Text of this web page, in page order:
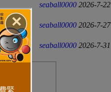
✕
seaball0000 2026-7-22
seaball0000 2026-7-27
seaball0000 2026-7-31